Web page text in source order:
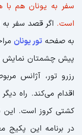
سفر به یونان هم با
است. اگر قصد سفر به
به صفحه تور یونان
پیش چشمتان نمایش
رزرو تور، آژانس
اقدام می‌کند. راه
کشتی کروز است. این
در برنامه این پکیج